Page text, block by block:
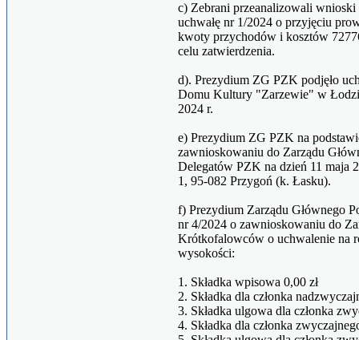
c) Zebrani przeanalizowali wnioski
uchwałę nr 1/2024 o przyjęciu
kwoty przychodów i kosztów
celu zatwierdzenia.
d). Prezydium ZG PZK podjęło
Domu Kultury "Zarzewie" w
2024 r.
e) Prezydium ZG PZK na
zawnioskowaniu do Zarządu
Delegatów PZK na dzień 11
1, 95-082 Przygoń (k. Łasku).
f) Prezydium Zarządu Głównego
nr 4/2024 o zawnioskowaniu do
Krótkofalowców o uchwalenie na
wysokości:
1. Składka wpisowa 0,00 zł
2. Składka dla członka
3. Składka ulgowa dla członka
4. Składka dla członka